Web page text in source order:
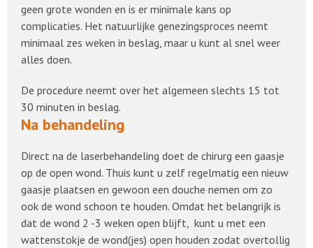
geen grote wonden en is er minimale kans op
complicaties. Het natuurlijke genezingsproces neemt
minimaal zes weken in beslag, maar u kunt al snel weer
alles doen.
De procedure neemt over het algemeen slechts 15 tot
30 minuten in beslag.
Na behandeling
Direct na de laserbehandeling doet de chirurg een gaasje
op de open wond. Thuis kunt u zelf regelmatig een nieuw
gaasje plaatsen en gewoon een douche nemen om zo
ook de wond schoon te houden. Omdat het belangrijk is
dat de wond 2 -3 weken open blijft, kunt u met een
wattenstokje de wond(jes) open houden zodat overtollig